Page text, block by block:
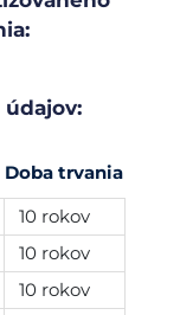
údajov:
Doba trvania
10 rokov
10 rokov
10 rokov